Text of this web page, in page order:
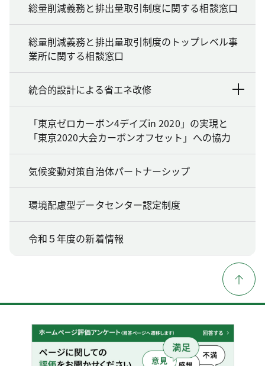
総量削減義務と排出量取引制度に関する相談窓口
総量削減義務と排出量取引制度のトップレベル事
業所に関する相談窓口
統合的設計による省エネ改修
「東京ゼロカーボン4デイズin 2020」の実現と
「東京2020大会カーボンオフセット」への協力
気候変動対策自治体パートナーシップ
環境配慮型データセンター認定制度
令和５年度の新着情報